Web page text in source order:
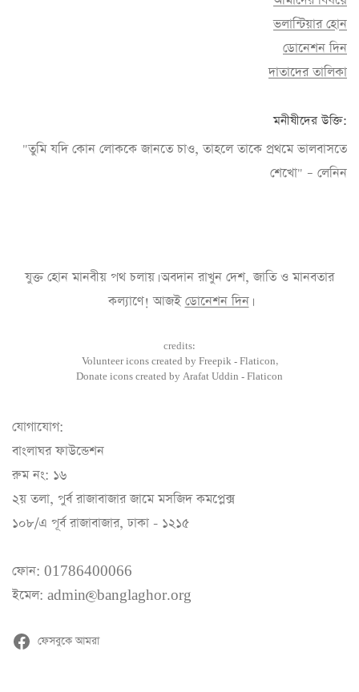
ভলান্টিয়ার হোন
ডোনেশন দিন
দাতাদের তালিকা
মনীষীদের উক্তি:
"তুমি যদি কোন লোককে জানতে চাও, তাহলে তাকে প্রথমে ভালবাসতে
শেখো" – লেনিন
যুক্ত হোন মানবীয় পথ চলায়। অবদান রাখুন দেশ, জাতি ও মানবতার
কল্যাণে! আজইডোনেশন দিন।
credits:
Volunteer icons created by Freepik - Flaticon,
Donate icons created by Arafat Uddin - Flaticon
যোগাযোগ:
বাংলাঘর ফাউন্ডেশন
রুম নং: ১৬
২য় তলা, পুর্ব রাজাবাজার জামে মসজিদ কমপ্লেক্স
১০৮/এ পূর্ব রাজাবাজার, ঢাকা - ১২১৫
ফোন: 01786400066
ইমেল: admin@banglaghor.org
ফেসবুকে আমরা